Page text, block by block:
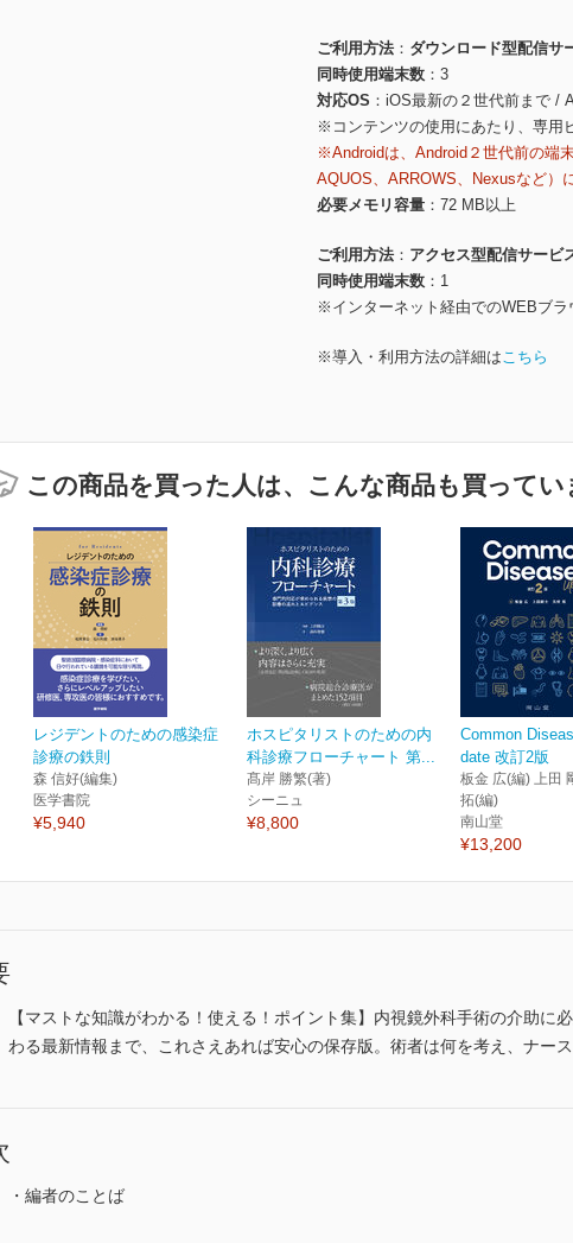
ご利用方法
ダウンロード型配信サ
同時使用端末数
3
対応OS
iOS最新の２世代前まで /
※コンテンツの使用にあたり、専用
※Androidは、Android２世代前の端
AQUOS、ARROWS、Nexusなど）
必要メモリ容量
72 MB以上
ご利用方法
アクセス型配信サービ
同時使用端末数
1
※インターネット経由でのWEBブラ
※導入・利用方法の詳細はこちら
この商品を買った人は、こんな商品も買ってい
レジデントのための感染症
診療の鉄則
森 信好(編集)
医学書院
¥5,940
ホスピタリストのための内
科診療フローチャート 第...
髙岸 勝繁(著)
シーニュ
¥8,800
Common
date 改訂2版
板金 広(編) 上田
拓(編)
南山堂
¥13,200
【マストな知識がわかる！使える！ポイント集】内視鏡外科手術の介助
わる最新情報まで、これさえあれば安心の保存版。術者は何を考え、ナー
・編者のことば